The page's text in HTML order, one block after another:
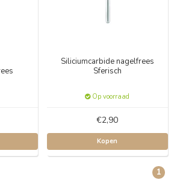
Siliciumcarbide nagelfrees
Sferisch
Op voorraad
€2,90
Kopen
1